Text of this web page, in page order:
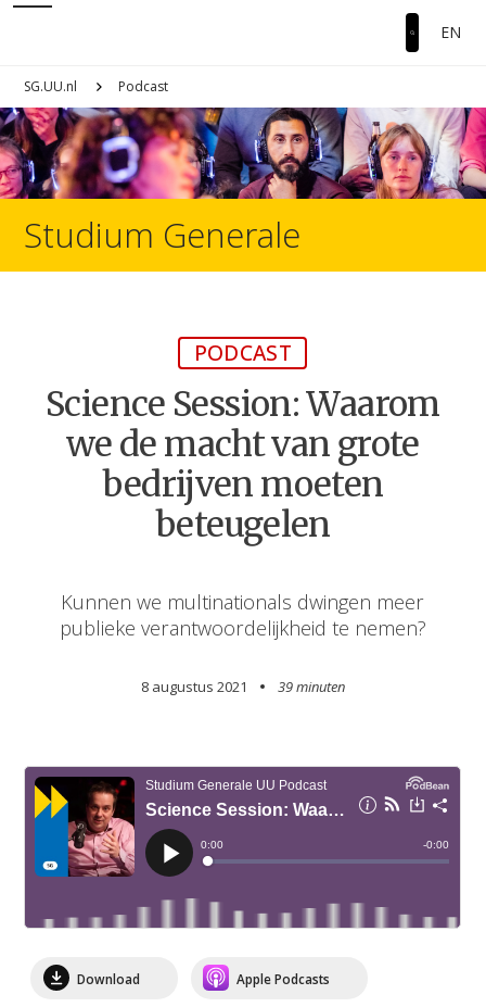
EN
SG.UU.nl Podcast
Studium Generale
PODCAST
Science Session: Waarom
we de macht van grote
bedrijven moeten
beteugelen
Kunnen we multinationals dwingen meer
publieke verantwoordelijkheid te nemen?
8 augustus 2021 39 minuten
Download Apple Podcasts